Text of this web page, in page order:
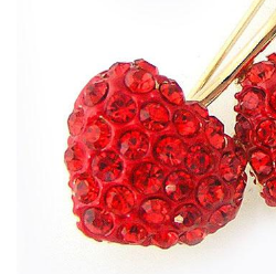
Cele mai vandute
Cele mai votate
Cu video
0 Lei - 100 Lei
100 Lei - 200 Lei
200 Lei - 300 Lei